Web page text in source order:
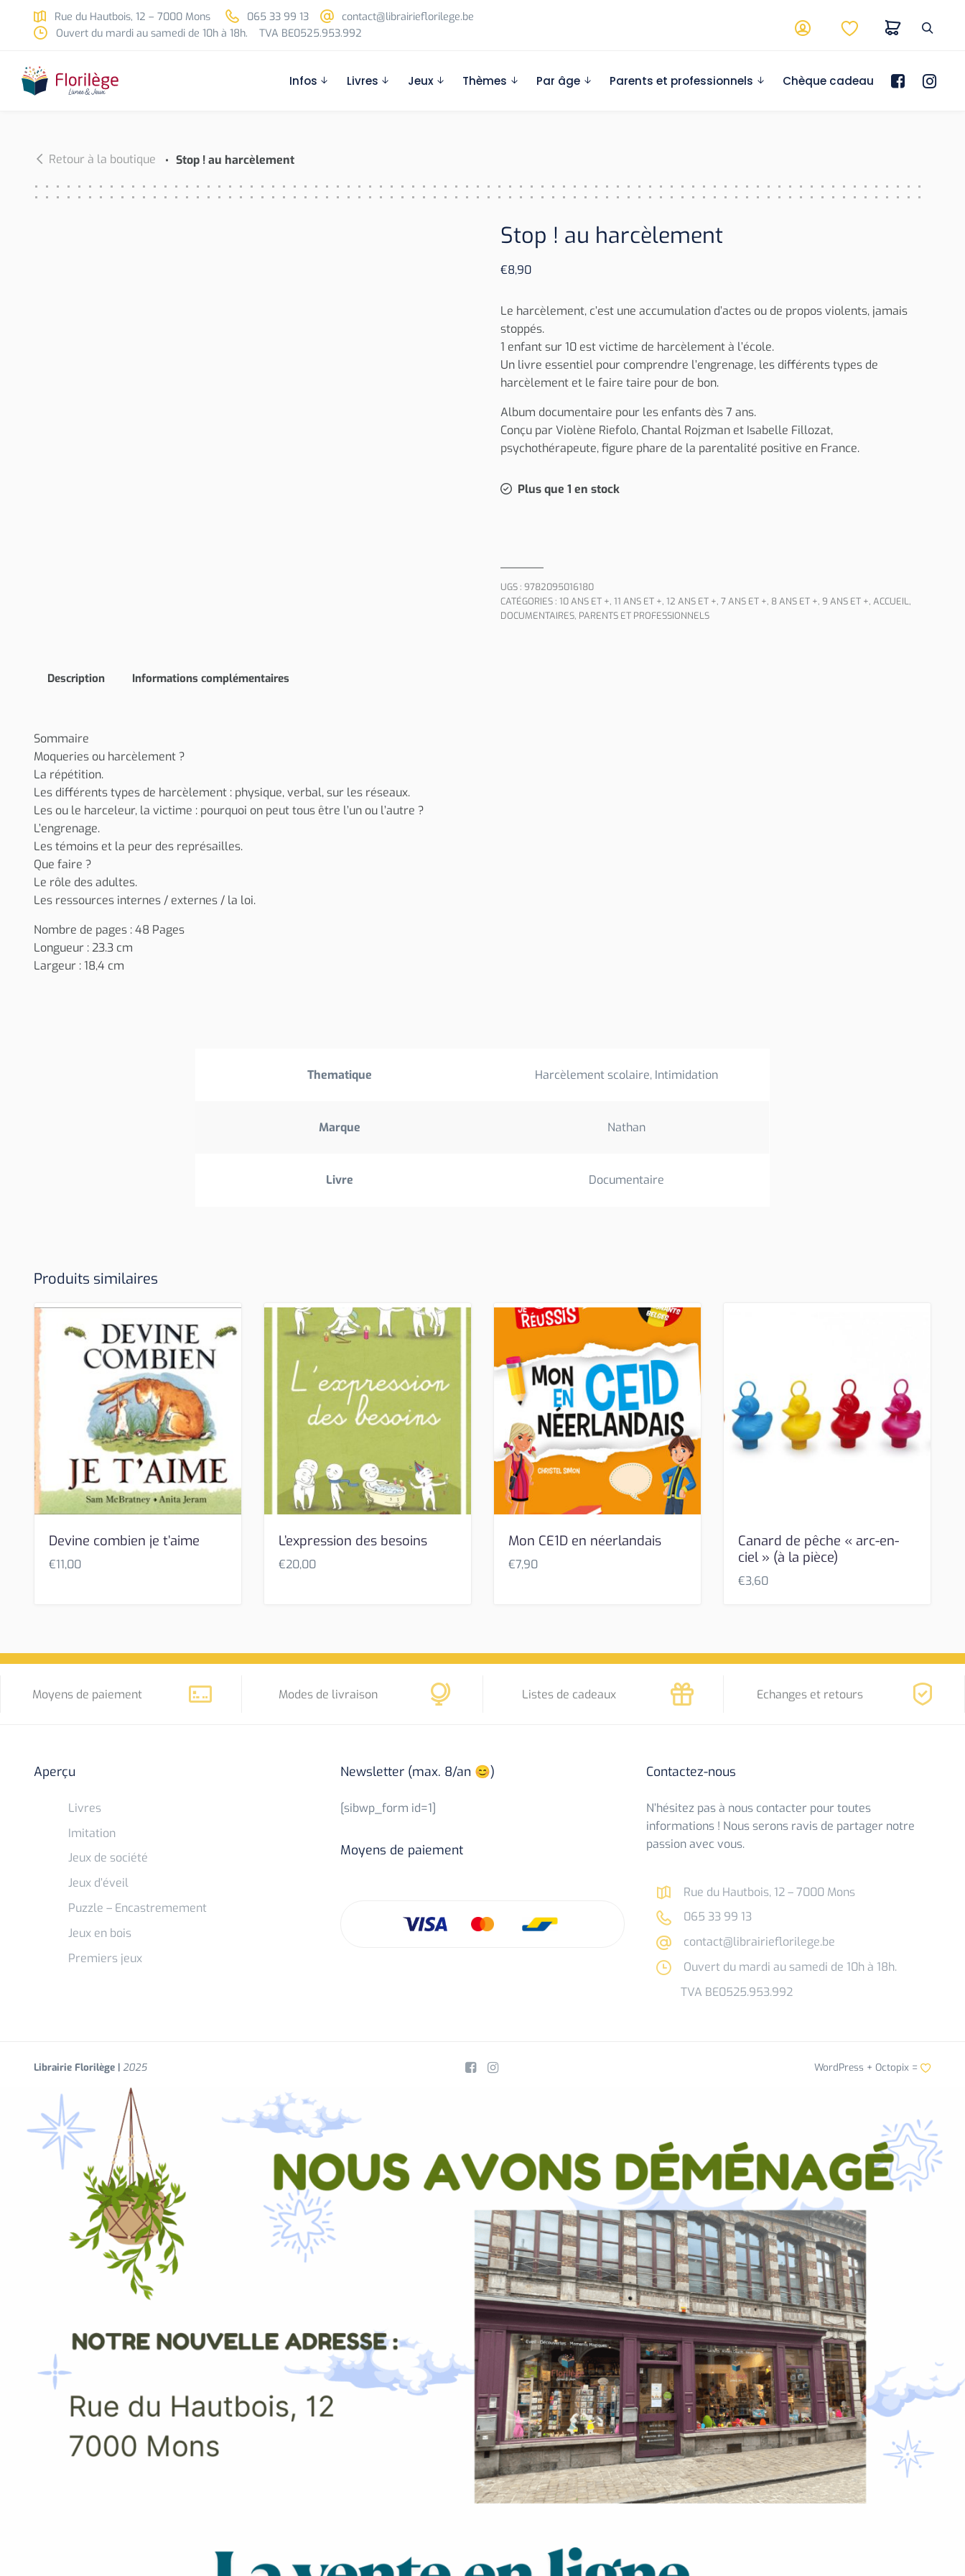
Skip to main content
Rue du Hautbois, 12 – 7000 Mons 065 33 99 13
contact@librairieflorilege.be
Ouvert du mardi au samedi de 10h à 18h.
TVA BE0525.953.992
Infos Livres Jeux Thèmes Par âge Parents et professionnels Chèque cadeau
Retour à la boutique Stop ! au harcèlement
Stop ! au harcèlement
€8,90
Le harcèlement, c’est une accumulation d’actes ou de propos violents, jamais
stoppés.
1 enfant sur 10 est victime de harcèlement à l’école.
Un livre essentiel pour comprendre l’engrenage, les différents types de
harcèlement et le faire taire pour de bon.
Album documentaire pour les enfants dès 7 ans.
Conçu par Violène Riefolo, Chantal Rojzman et Isabelle Fillozat,
psychothérapeute, figure phare de la parentalité positive en France.
Plus que 1 en stock
UGS : 9782095016180
CATÉGORIES : 10 ANS ET +, 11 ANS ET +, 12 ANS ET +, 7 ANS ET +, 8 ANS ET +, 9 ANS ET +, ACCUEIL,
DOCUMENTAIRES, PARENTS ET PROFESSIONNELS
Description Informations complémentaires
Sommaire
Moqueries ou harcèlement ?
La répétition.
Les différents types de harcèlement : physique, verbal, sur les réseaux.
Les ou le harceleur, la victime : pourquoi on peut tous être l’un ou l’autre ?
L’engrenage.
Les témoins et la peur des représailles.
Que faire ?
Le rôle des adultes.
Les ressources internes / externes / la loi.
Nombre de pages : 48 Pages
Longueur : 23.3 cm
Largeur : 18,4 cm
Thematique Harcèlement scolaire, Intimidation
Marque Nathan
Livre Documentaire
Produits similaires
Devine combien je t’aime
€11,00
L’expression des besoins
€20,00
Mon CE1D en néerlandais
€7,90
Canard de pêche « arc-en-
ciel » (à la pièce)
€3,60
Moyens de paiement Modes de livraison Listes de cadeaux Echanges et retours
Aperçu
Livres
Imitation
Jeux de société
Jeux d’éveil
Puzzle – Encastremement
Jeux en bois
Premiers jeux
Newsletter (max. 8/an 😊)
[sibwp_form id=1]
Moyens de paiement
Contactez-nous
N’hésitez pas à nous contacter pour toutes
informations ! Nous serons ravis de partager notre
passion avec vous.
Rue du Hautbois, 12 – 7000 Mons
065 33 99 13
contact@librairieflorilege.be
Ouvert du mardi au samedi de 10h à 18h.
TVA BE0525.953.992
Librairie Florilège | 2025 WordPress + Octopix=